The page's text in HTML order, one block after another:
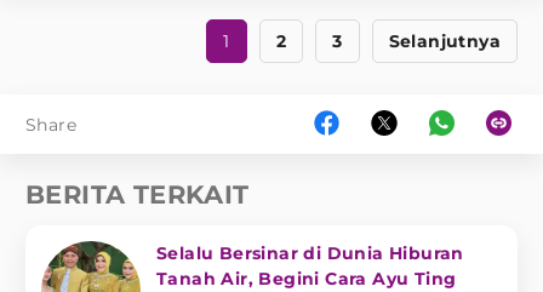
1 2 3 Selanjutnya
Share
BERITA TERKAIT
Selalu Bersinar di Dunia Hiburan
Tanah Air, Begini Cara Ayu Ting